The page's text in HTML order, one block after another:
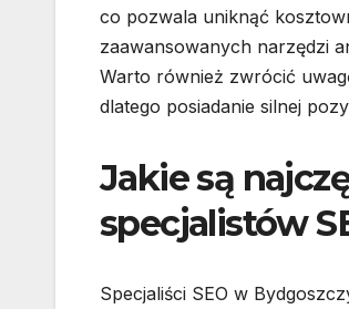
co pozwala uniknąć
zaawansowanych narzędzi
Warto również zwrócić
dlatego posiadanie silnej
Jakie są
specjalistów
Specjaliści SEO w